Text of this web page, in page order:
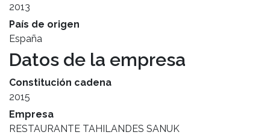
2013
País de origen
España
Datos de la empresa
Constitución cadena
2015
Empresa
RESTAURANTE TAHILANDES SANUK